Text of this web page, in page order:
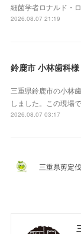
細菌学者ロナルド・
2026.08.07 21:19
三重県鈴鹿市の小林
しました。この現場
2026.08.07 03:17
三重県剪定